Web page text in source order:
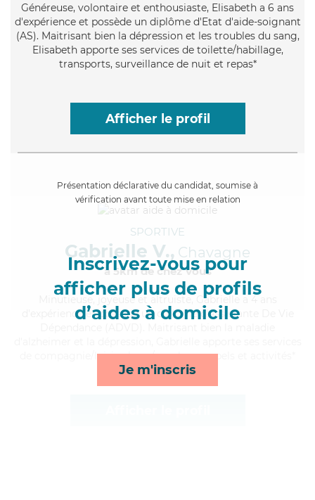
Généreuse, volontaire et enthousiaste, Elisabeth a 6 ans
d'expérience et possède un diplôme d'Etat d'aide-soignant
(AS). Maitrisant bien la dépression et les troubles du sang,
Elisabeth apporte ses services de toilette/habillage,
transports, surveillance de nuit et repas*
Afficher le profil
Présentation déclarative du candidat, soumise à
vérification avant toute mise en relation
Inscrivez-vous pour
afficher plus de profils
d’aides à domicile
Je m'inscris
SPORTIVE
Gabrielle V., Chavagne
à 5km de chez Vous
, joyeuse et altruiste, Gabrielle a 4 ans
d'expérience et possède un diplôme d'Assistante De Vie
de compagnie/loisirs, lever/coucher, rappels et activités*